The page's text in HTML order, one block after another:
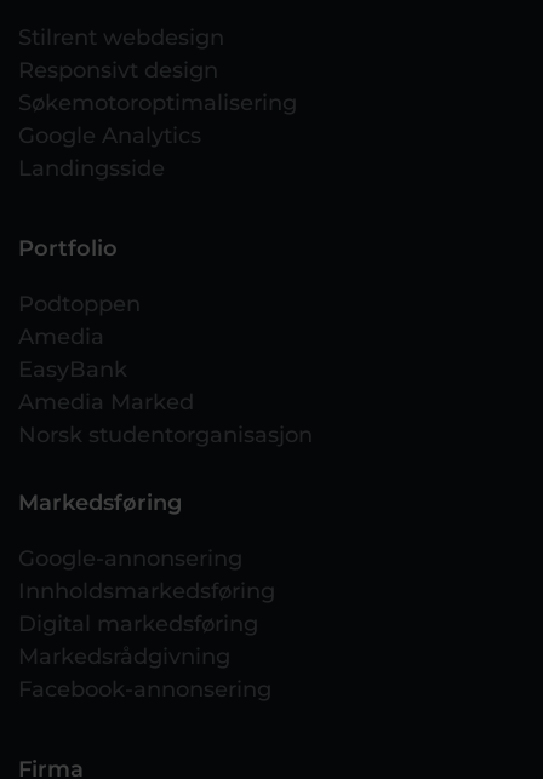
Stilrent webdesign
Responsivt design
Søkemotoroptimalisering
Google Analytics
Landingsside
Portfolio
Podtoppen
Amedia
EasyBank
Amedia Marked
Norsk studentorganisasjon
Markedsføring
Google-annonsering
Innholdsmarkedsføring
Digital markedsføring
Markedsrådgivning
Facebook-annonsering
Firma